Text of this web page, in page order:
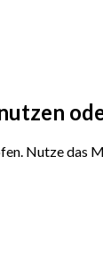
Nutze das